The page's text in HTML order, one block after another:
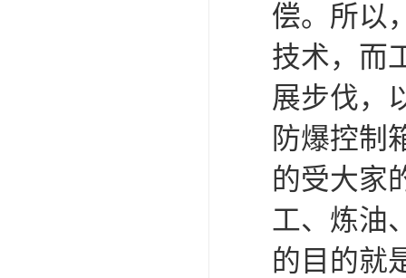
偿。所以
技术，而
展步伐，
防爆控制
的受大家
工、炼油
的目的就